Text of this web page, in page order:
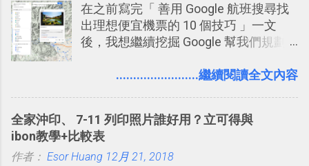
聊天打屁、傳送有趣影音圖文的功能。
2. 「 有效率 」：但是 Slack 的頻道、群
組機制讓茶水間的聊天，不會干擾工作
事可以從聊天中記錄重點。 3. 「 有彈性
的軟體則讓同事可以在任何地方和公司
保持聯繫。 如果你需要中文版的同類平
台，可以參考： JANDI 高效率團隊通訊
在之前寫完「 善用 Google 航班搜尋找
出理想便宜機票的 10 個技巧 」一文
後，我想繼續挖掘 Google 幫我們規劃
入的來聊聊 Google 的「我的地圖」服
線，對商務需求來說可以打造出一張一
張資料地圖（例如我之前在製作一本新
書時建立的「 台灣推薦空拍地點地圖
........................繼續閱讀全文內容
全家沖印、 7-11 列印照片誰好用？立可得與
ibon教學+比較表
作者： Esor Huang 12月 21, 2018